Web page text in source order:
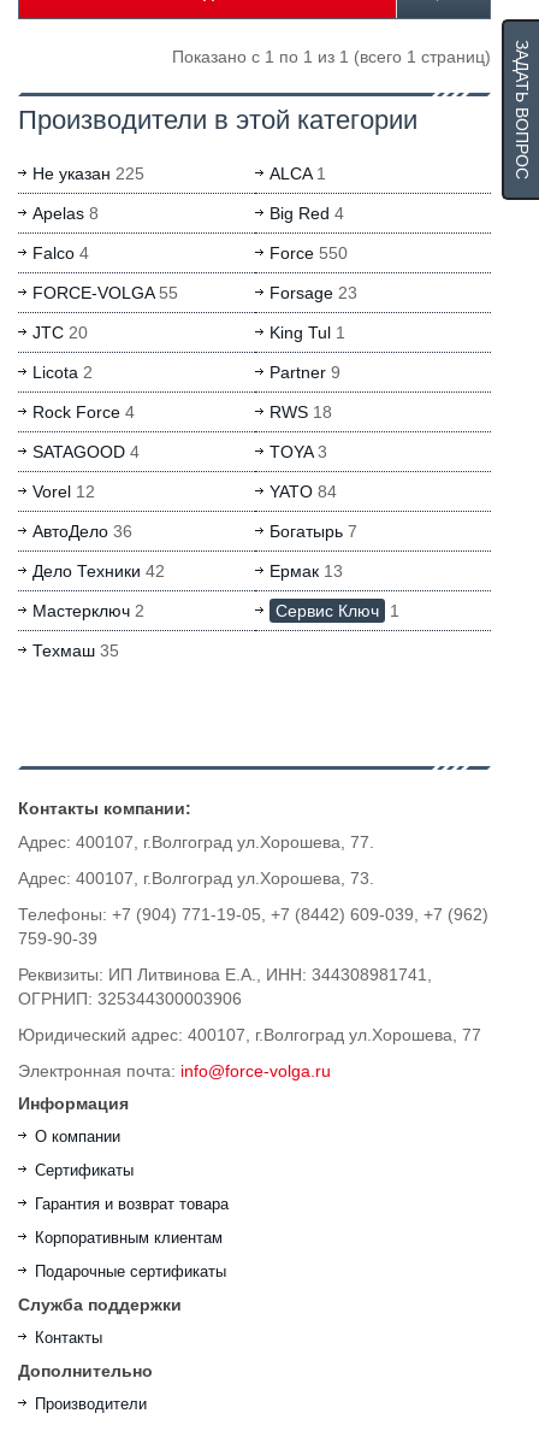
Показано с 1 по 1 из 1 (всего 1 страниц)
Производители в этой категории
Не указан 225 ALCA1
Apelas 8 Big Red 4
Falco 4 Force550
FORCE-VOLGA55 Forsage23
JTC 20 King Tul1
Licota 2 Partner9
Rock Force 4 RWS18
SATAGOOD 4 TOYA3
Vorel 12 YATO84
АвтоДело 36 Богатырь7
Дело Техники 42 Ермак13
Мастерключ 2 Сервис Ключ 1
Техмаш 35
Контакты компании:
Адрес: 400107, г.Волгоград ул.Хорошева, 77.
Адрес: 400107, г.Волгоград ул.Хорошева, 73.
Телефоны: +7 (904) 771-19-05, +7 (8442) 609-039, +7 (962)
759-90-39
Реквизиты: ИП Литвинова Е.А., ИНН: 344308981741,
ОГРНИП: 325344300003906
Юридический адрес: 400107, г.Волгоград ул.Хорошева, 77
Электронная почта: info@force-volga.ru
Информация
О компании
Сертификаты
Гарантия и возврат товара
Корпоративным клиентам
Подарочные сертификаты
Служба поддержки
Контакты
Дополнительно
Производители
ЗАДАТЬ ВОПРОС